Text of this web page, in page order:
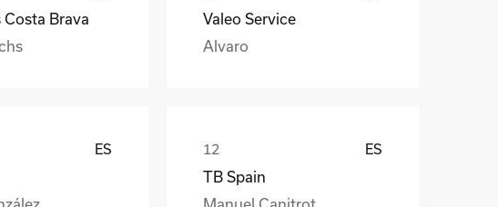
Brava
Valeo Service
Alvaro
ES ES
TB Spain